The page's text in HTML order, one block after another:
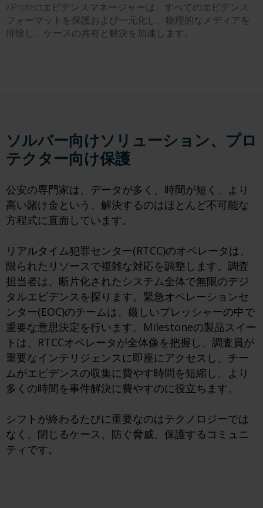
XProtectエビデンスマネージャーは、すべてのエビデンス
フォーマットを保護および一元化し、物理的なメディアを
排除し、ケースの共有と解決を加速します。
ソルバー向けソリューション、プロ
テクター向け保護
公安の専門家は、データが多く、時間が短く、より
高い賭け金という、解決するのはほとんど不可能な
方程式に直面しています。
リアルタイム犯罪センター(RTCC)のオペレータは、
限られたリソースで複雑な対応を調整します。調査
担当者は、断片化されたシステム全体で無限のデジ
タルエビデンスを探ります。緊急オペレーションセ
ンター(EOC)のチームは、厳しいプレッシャーの中で
重要な意思決定を行います。Milestoneの製品スイー
トは、RTCCオペレータが全体像を把握し、調査員が
重要なインテリジェンスに即座にアクセスし、チー
ムがエビデンスの収集に費やす時間を短縮し、より
多くの時間を事件解決に費やすのに役立ちます。
シフトが終わるたびに重要なのはテクノロジーでは
なく、閉じるケース、防ぐ脅威、保護するコミュニ
ティです。